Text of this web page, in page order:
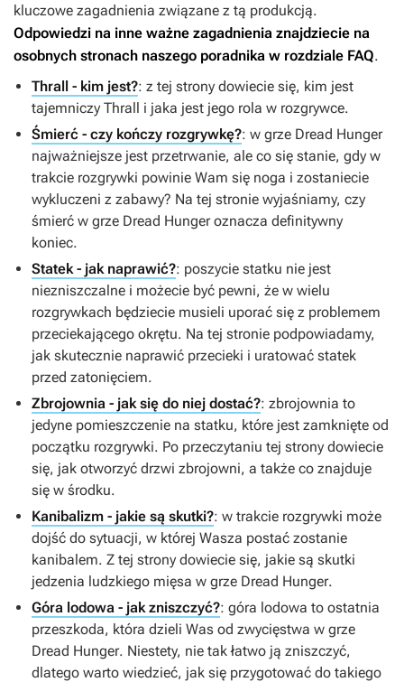
kluczowe zagadnienia związane z tą produkcją.
Odpowiedzi na inne ważne zagadnienia znajdziecie na
osobnych stronach naszego poradnika w rozdziale FAQ.
Thrall - kim jest?: z tej strony dowiecie się, kim jest
tajemniczy Thrall i jaka jest jego rola w rozgrywce.
Śmierć - czy kończy rozgrywkę?: w grze Dread Hunger
najważniejsze jest przetrwanie, ale co się stanie, gdy w
trakcie rozgrywki powinie Wam się noga i zostaniecie
wykluczeni z zabawy? Na tej stronie wyjaśniamy, czy
śmierć w grze Dread Hungeroznacza definitywny
koniec.
Statek - jak naprawić?: poszycie statku nie jest
niezniszczalne i możecie być pewni, że w wielu
rozgrywkach będziecie musieli uporać się z problemem
przeciekającego okrętu. Na tej stronie podpowiadamy,
jak skutecznie naprawić przecieki i uratować statek
przed zatonięciem.
Zbrojownia - jak się do niej dostać?: zbrojownia to
jedyne pomieszczenie na statku, które jest zamknięte od
początku rozgrywki. Po przeczytaniu tej strony dowiecie
się, jak otworzyć drzwi zbrojowni, a także co znajduje
się w środku.
Kanibalizm - jakie są skutki?: w trakcie rozgrywki może
dojść do sytuacji, w której Wasza postać zostanie
kanibalem. Z tej strony dowiecie się, jakie są skutki
jedzenia ludzkiego mięsa w grze Dread Hunger.
Góra lodowa - jak zniszczyć?: góra lodowa to ostatnia
przeszkoda, która dzieli Was od zwycięstwa w grze
Dread Hunger. Niestety, nie tak łatwo ją zniszczyć,
dlatego warto wiedzieć, jak się przygotować do takiego